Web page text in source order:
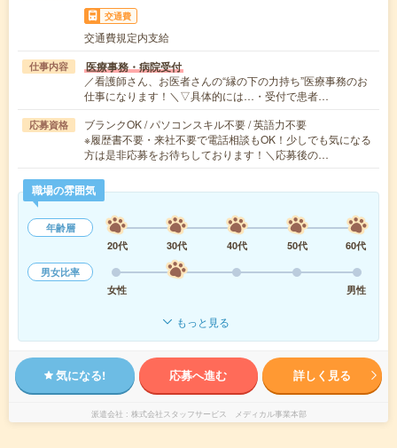
交通費
交通費規定内支給
仕事内容 医療事務・病院受付
／看護師さん、お医者さんの“縁の下の力持ち”医療事務のお
仕事になります！＼▽具体的には…・受付で患者…
応募資格
ブランクOK / パソコンスキル不要 / 英語力不要
※履歴書不要・来社不要で電話相談もOK！少しでも気になる
方は是非応募をお待ちしております！＼応募後の…
職場の雰囲気
年齢層
20代
30代 40代 50代
60代
男女比率
女性
男性
もっと見る
気になる! 応募へ進む 詳しく見る
派遣会社 株式会社スタッフサービス メディカル事業本部